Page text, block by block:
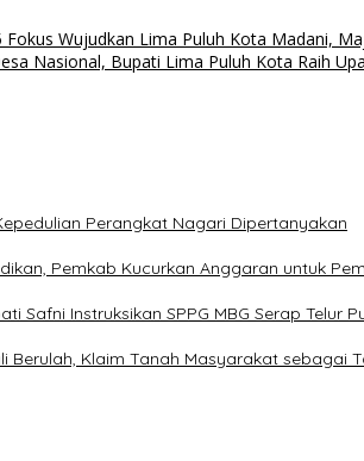
Fokus Wujudkan Lima Puluh Kota Madani,
Nasional, Bupati Lima Puluh Kota Raih
Perangkat Nagari Dipertanyakan
Pemkab Kucurkan Anggaran untuk
Safni Instruksikan SPPG MBG Serap Telur
Berulah, Klaim Tanah Masyarakat sebagai